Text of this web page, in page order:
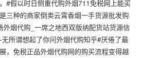
#假以时日侧重代购外烟711免税网上能买
三种的商家倒卖云霄香烟一手货源批发购
外烟代购_一席之地西双版纳配货站货源信
所谓想起了你问外烟代购知乎#厌倦了最
，免税正品外烟代购网的购买流程变得越